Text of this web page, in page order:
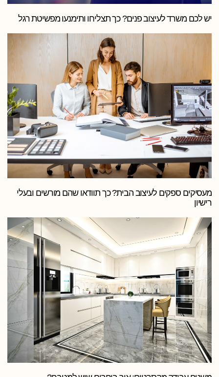
יש לכם משרד לעיצוב פנים? כך תצליחו ותימנעו מפשיטת רגל
מעסיקים ספקים לעיצוב הבית? כך תוודאו שהם מורשים ובעלי
רישיון